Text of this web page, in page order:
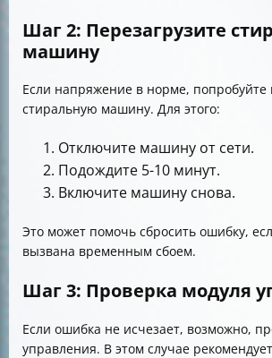
Шаг 2: Перезагрузите
машину
Если напряжение в норме, попробуйте
стиральную машину. Для этого:
Отключите машину от сети.
Подождите 5-10 минут.
Включите машину снова.
Это может помочь сбросить ошибку,
вызвана временным сбоем.
Шаг 3: Проверка модуля
Если ошибка не исчезает, возможно,
управления. В этом случае